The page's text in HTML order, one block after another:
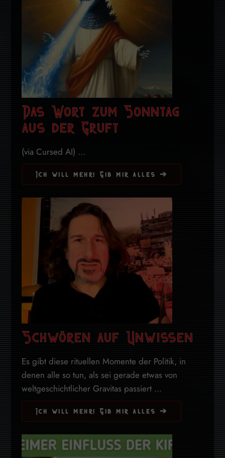
Das Wort zum Sonntag
aus der Gruft
(via Cursed AI) ...
Ich will mehr! Gib mir alles ➔
Schwören auf Unwissen
Es gibt diese rituellen Momente der Politik, in
denen alle so tun, als sei gerade etwas von
weltgeschichtlicher Gravitas passiert ...
Ich will mehr! Gib mir alles ➔